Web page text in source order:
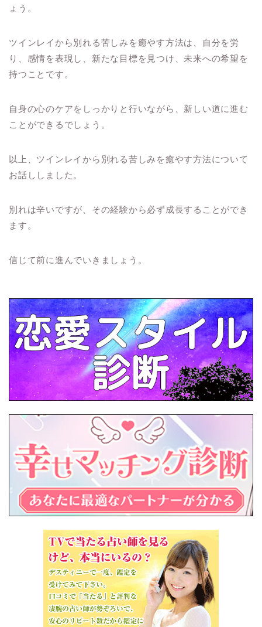
ょう。
ツインレイから別れる苦しみを癒やす方法は、自分を労
り、感情を表現し、新たな目標を見つけ、未来への希望を
持つことです。
自身の心のケアをしっかりと行いながら、新しい道に進む
ことができるでしょう。
以上、ツインレイから別れる苦しみを癒やす方法について
お話ししました。
別れは辛いですが、その経験から必ず成長することができ
ます。
信じて前に進んでいきましょう。